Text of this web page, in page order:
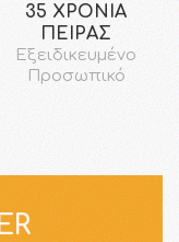
35 ΧΡΟΝΙΑ
ΠΕΙΡΑΣ
Εξειδικευμένο
Προσωπικό